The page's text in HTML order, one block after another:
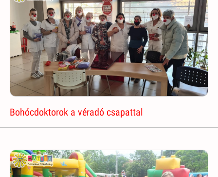
Bohócdoktorok a véradó csapattal